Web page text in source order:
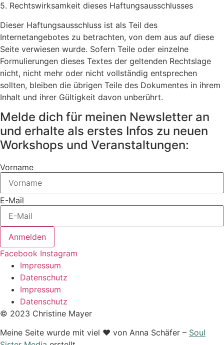
5. Rechtswirksamkeit dieses Haftungsausschlusses
Dieser Haftungsausschluss ist als Teil des
Internetangebotes zu betrachten, von dem aus auf diese
Seite verwiesen wurde. Sofern Teile oder einzelne
Formulierungen dieses Textes der geltenden Rechtslage
nicht, nicht mehr oder nicht vollständig entsprechen
sollten, bleiben die übrigen Teile des Dokumentes in ihrem
Inhalt und ihrer Gültigkeit davon unberührt.
Melde dich für meinen Newsletter an
und erhalte als erstes Infos zu neuen
Workshops und Veranstaltungen:
Vorname
E-Mail
Anmelden
Facebook Instagram
Impressum
Datenschutz
Impressum
Datenschutz
© 2023 Christine Mayer
Meine Seite wurde mit viel ♥ von Anna Schäfer – Soul